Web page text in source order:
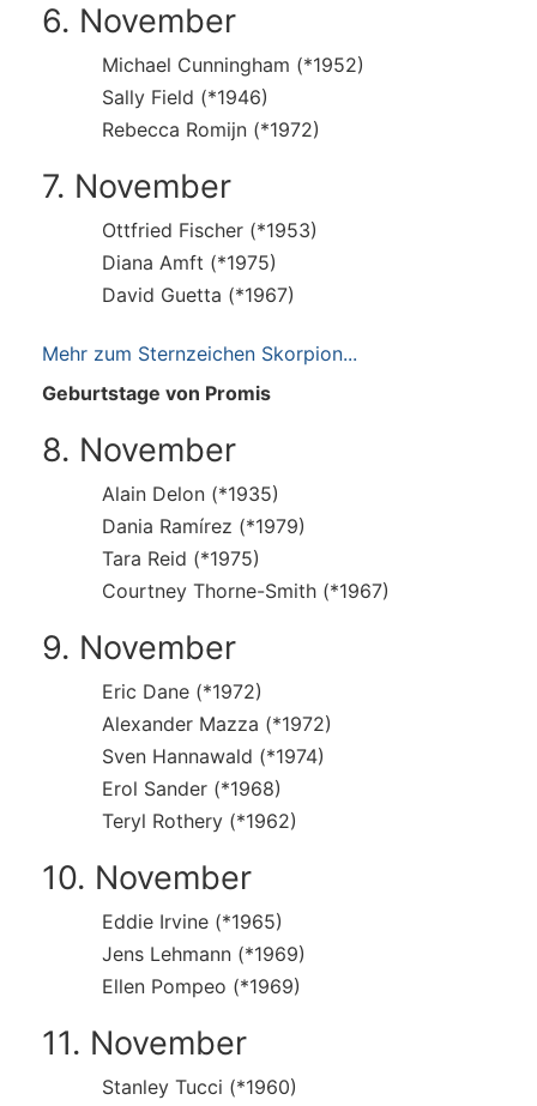
6. November
Michael Cunningham (*1952)
Sally Field (*1946)
Rebecca Romijn (*1972)
7. November
Ottfried Fischer (*1953)
Diana Amft (*1975)
David Guetta (*1967)
Mehr zum Sternzeichen Skorpion...
Geburtstage von Promis
8. November
Alain Delon (*1935)
Dania Ramírez (*1979)
Tara Reid (*1975)
Courtney Thorne-Smith (*1967)
9. November
Eric Dane (*1972)
Alexander Mazza (*1972)
Sven Hannawald (*1974)
Erol Sander (*1968)
Teryl Rothery (*1962)
10. November
Eddie Irvine (*1965)
Jens Lehmann (*1969)
Ellen Pompeo (*1969)
11. November
Stanley Tucci (*1960)